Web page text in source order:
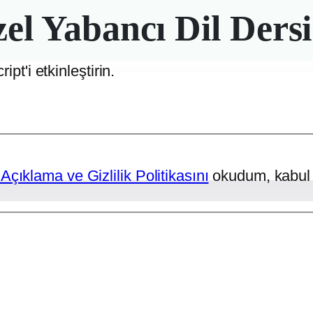
Yabancı Dil Dersi
Amerikan Kültür'de kişiye özel dil eğitimi
etkinleştirin.
ve Gizlilik Politikasını okudum,